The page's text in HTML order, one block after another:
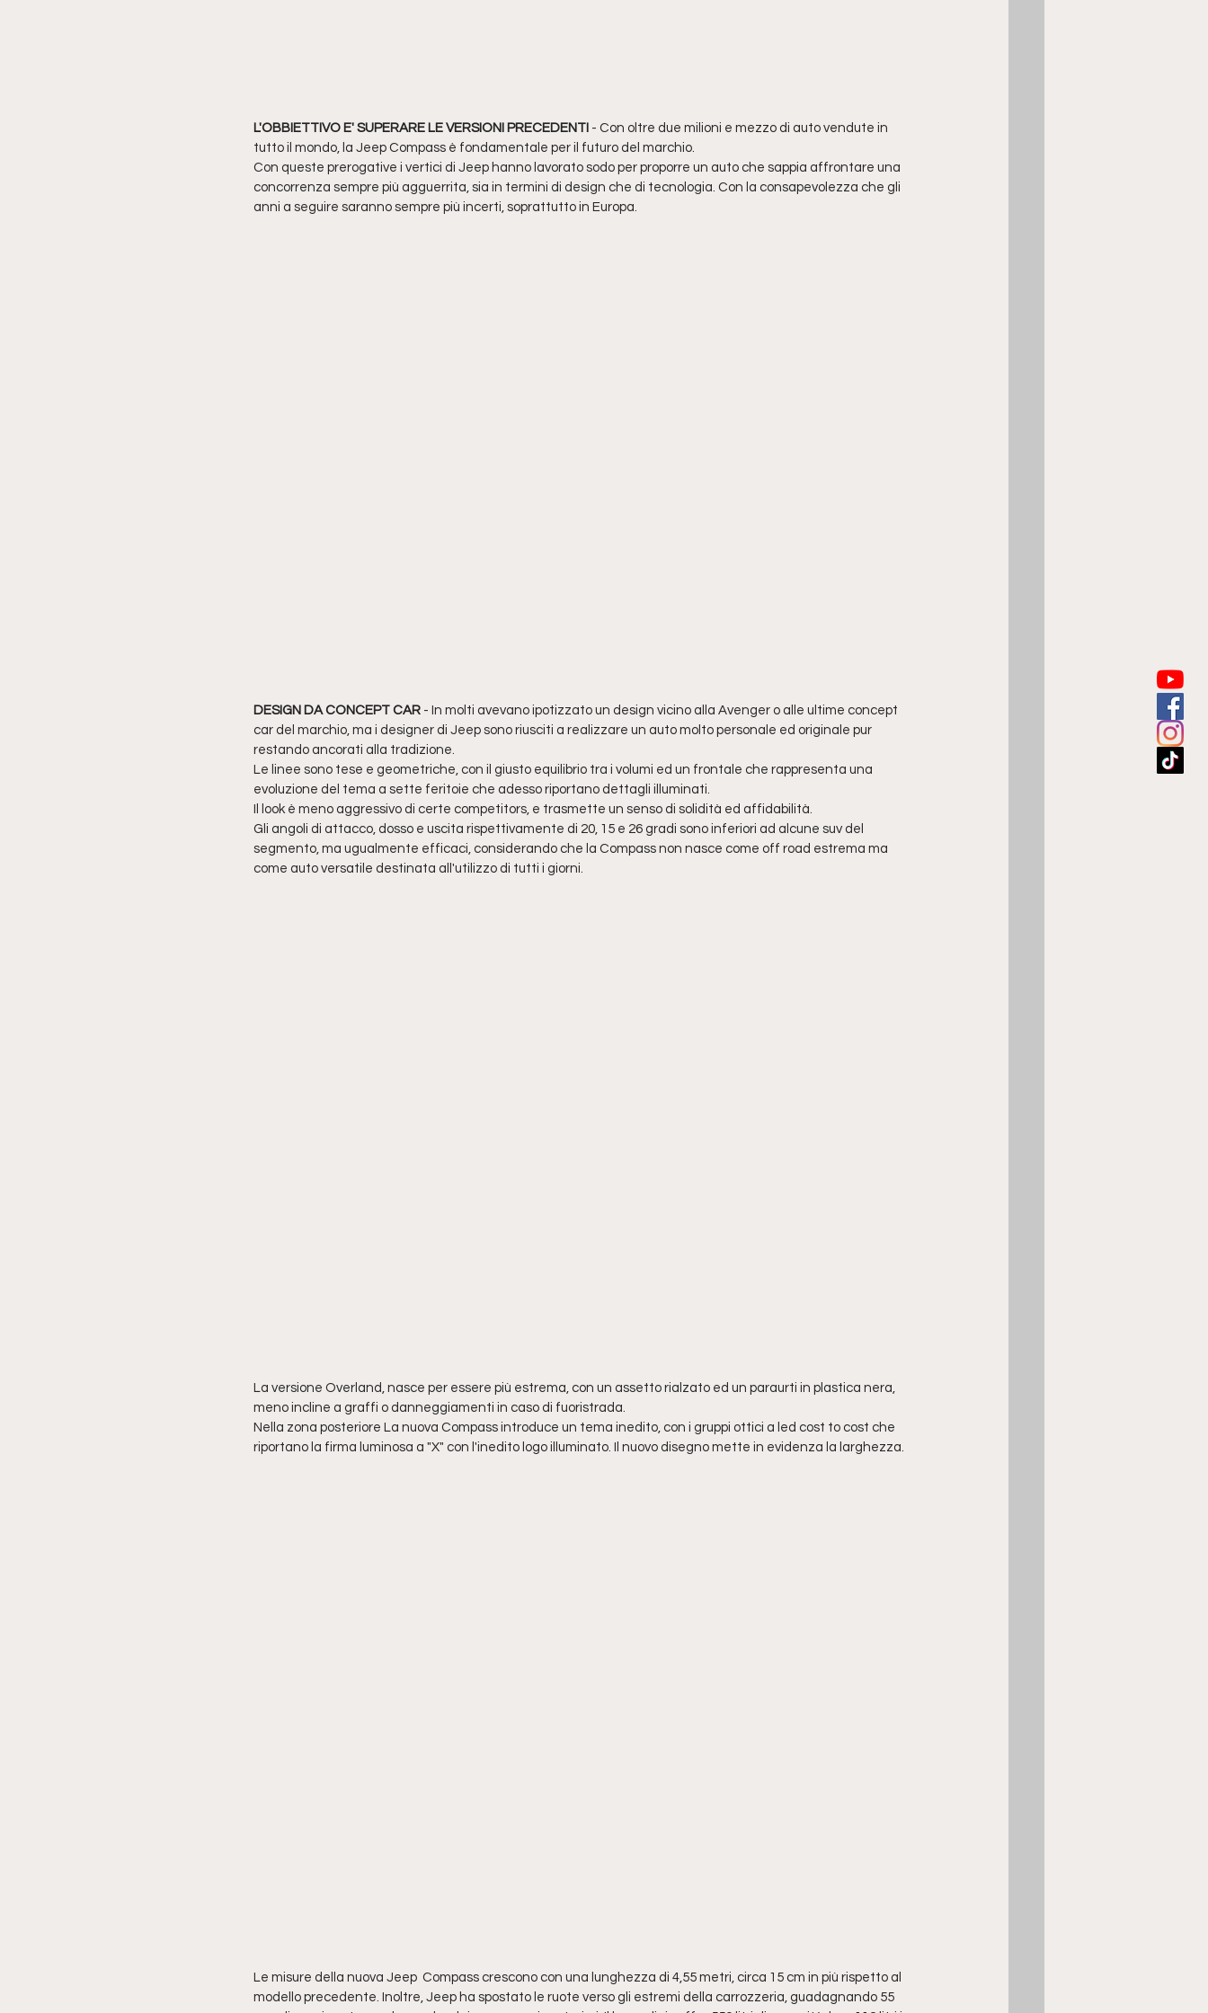
L'OBBIETTIVO E' SUPERARE LE VERSIONI PRECEDENTI - Con oltre due milioni e mezzo di auto vendute in
tutto il mondo, la Jeep Compass è fondamentale per il futuro del marchio.
Con queste prerogative i vertici di Jeep hanno lavorato sodo per proporre un auto che sappia affrontare una
concorrenza sempre più agguerrita, sia in termini di design che di tecnologia. Con la consapevolezza che gli
anni a seguire saranno sempre più incerti, soprattutto in Europa.
DESIGN DA CONCEPT CAR - In molti avevano ipotizzato un design vicino alla Avenger o alle ultime concept
car del marchio, ma i designer di Jeep sono riusciti a realizzare un auto molto personale ed originale pur
restando ancorati alla tradizione.
Le linee sono tese e geometriche, con il giusto equilibrio tra i volumi ed un frontale che rappresenta una
evoluzione del tema a sette feritoie che adesso riportano dettagli illuminati.
Il look è meno aggressivo di certe competitors, e trasmette un senso di solidità ed affidabilità.
Gli angoli di attacco, dosso e uscita rispettivamente di 20, 15 e 26 gradi sono inferiori ad alcune suv del
segmento, ma ugualmente efficaci, considerando che la Compass non nasce come off road estrema ma
come auto versatile destinata all'utilizzo di tutti i giorni.
La versione Overland, nasce per essere più estrema, con un assetto rialzato ed un paraurti in plastica nera,
meno incline a graffi o danneggiamenti in caso di fuoristrada.
Nella zona posteriore La nuova Compass introduce un tema inedito, con i gruppi ottici a led cost to cost che
riportano la firma luminosa a "X" con l'inedito logo illuminato. Il nuovo disegno mette in evidenza la larghezza.
Le misure della nuova Jeep  Compass crescono con una lunghezza di 4,55 metri, circa 15 cm in più rispetto al
modello precedente. Inoltre, Jeep ha spostato le ruote verso gli estremi della carrozzeria, guadagnando 55